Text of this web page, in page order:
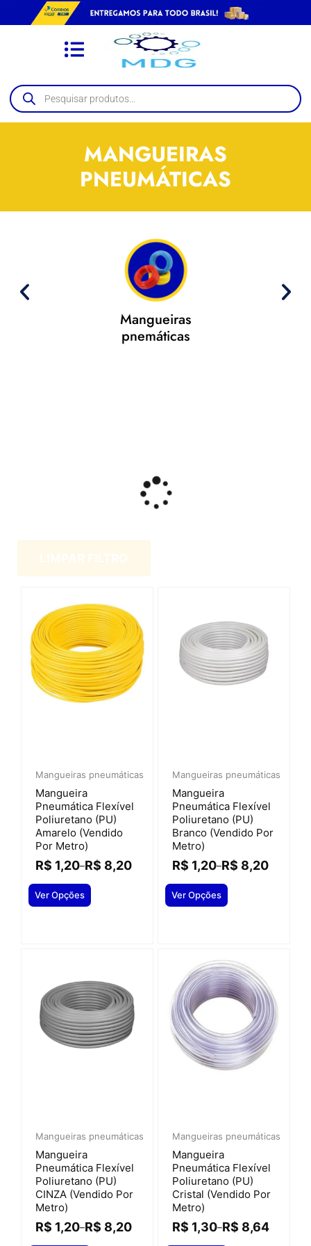
MANGUEIRAS
PNEUMÁTICAS
Mangueiras
pnemáticas
Mangueiras pneumáticas
Mangueira
Pneumática Flexível
Poliuretano (PU)
Amarelo (vendido
Por Metro)
R$ 1,20–R$ 8,20
Ver Opções
Mangueiras pneumáticas
Mangueira
Pneumática Flexível
Poliuretano (PU)
Branco (vendido Por
Metro)
R$ 1,20–R$ 8,20
Ver Opções
Mangueiras pneumáticas
Mangueira
Pneumática Flexível
Poliuretano (PU)
CINZA (vendido Por
Metro)
R$ 1,20–R$ 8,20
Mangueiras pneumáticas
Mangueira
Pneumática Flexível
Poliuretano (PU)
Cristal (vendido Por
Metro)
R$ 1,30–R$ 8,64